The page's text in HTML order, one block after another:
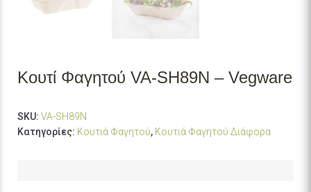
Κουτί Φαγητού VA-SH89N – Vegware
SKU: VA-SH89N
Κατηγορίες: Κουτιά Φαγητού, Κουτιά Φαγητού Διάφορα